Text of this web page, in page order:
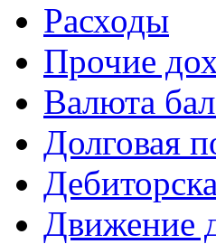
Расходы
Прочие
Валюта
Долговая
Движение